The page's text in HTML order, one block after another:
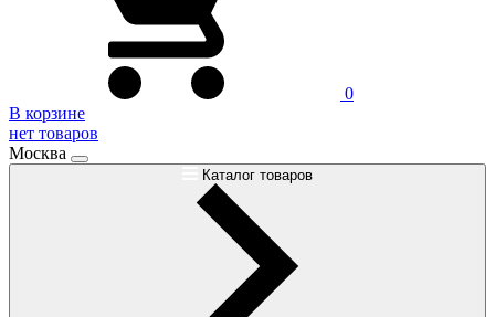
0
В корзине
нет товаров
Москва
Каталог товаров